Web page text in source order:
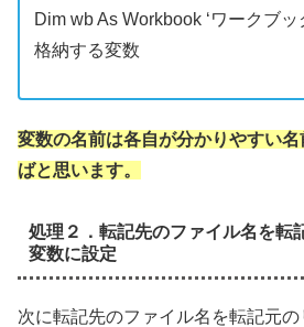
Dim wb As Workbook ‘ワークブ
格納する変数
変数の名前は各自が分かりやすい
ばと思います。
処理２．転記先のファイル名を転
変数に設定
次に転記先のファイル名を転記元の